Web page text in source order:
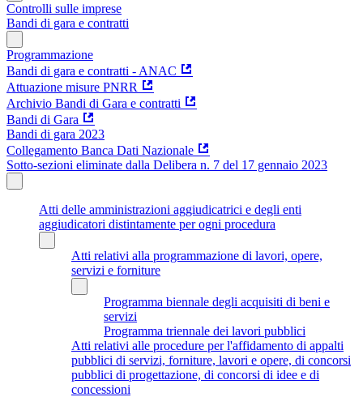
Controlli sulle imprese
Bandi di gara e contratti
Programmazione
Bandi di gara e contratti - ANAC
Attuazione misure PNRR
Archivio Bandi di Gara e contratti
Bandi di Gara
Bandi di gara 2023
Collegamento Banca Dati Nazionale
Sotto-sezioni eliminate dalla Delibera n. 7 del 17 gennaio 2023
Atti delle amministrazioni aggiudicatrici e degli enti
aggiudicatori distintamente per ogni procedura
Atti relativi alla programmazione di lavori, opere,
servizi e forniture
Programma biennale degli acquisiti di beni e
servizi
Programma triennale dei lavori pubblici
Atti relativi alle procedure per l'affidamento di appalti
pubblici di servizi, forniture, lavori e opere, di concorsi
pubblici di progettazione, di concorsi di idee e di
concessioni